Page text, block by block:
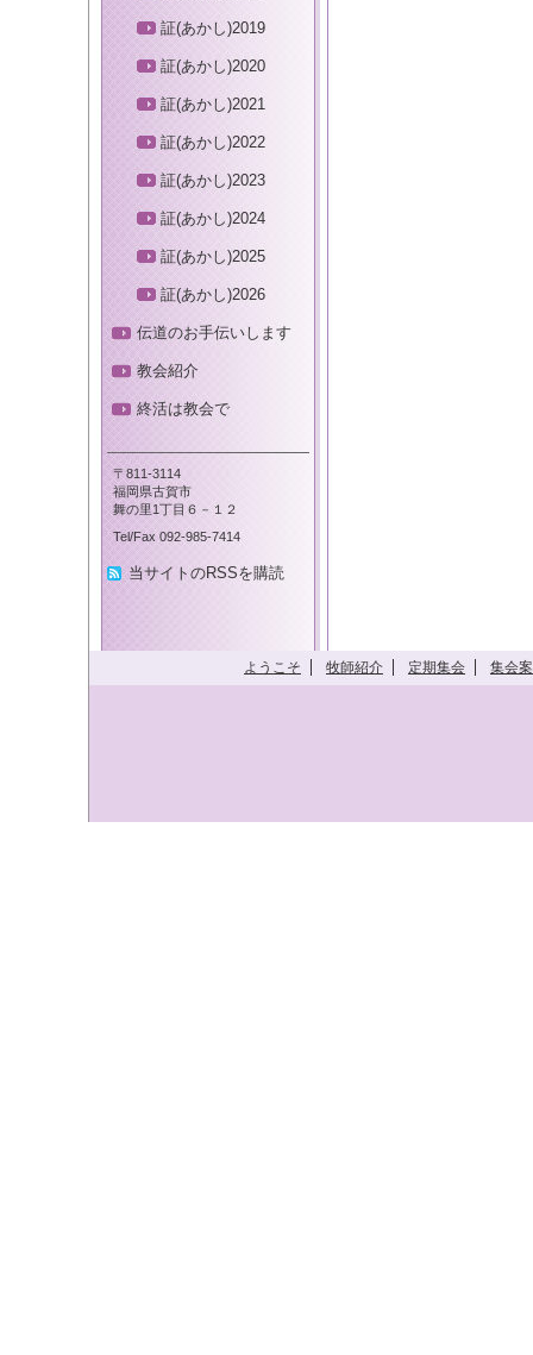
証(あかし)2019
証(あかし)2020
証(あかし)2021
証(あかし)2022
証(あかし)2023
証(あかし)2024
証(あかし)2025
証(あかし)2026
伝道のお手伝いします
教会紹介
終活は教会で
〒811-3114
福岡県古賀市
舞の里1丁目６－１２
Tel/Fax 092-985-7414
当サイトのRSSを購読
ようこそ 牧師紹介 定期集会 集会